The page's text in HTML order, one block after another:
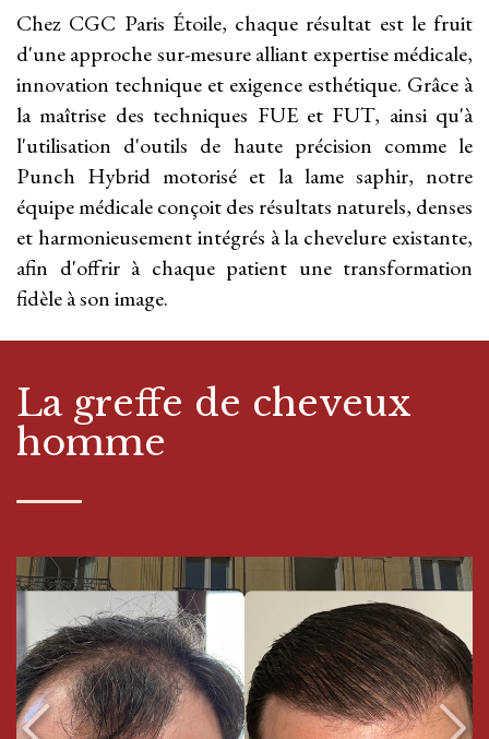
Chez CGC Paris Étoile, chaque résultat est le fruit
d'une approche sur-mesure alliant expertise médicale,
innovation technique et exigence esthétique. Grâce à
la maîtrise des techniques FUE et FUT, ainsi qu'à
l'utilisation d'outils de haute précision comme le
Punch Hybrid motorisé et la lame saphir, notre
équipe médicale conçoit des résultats naturels, denses
et harmonieusement intégrés à la chevelure existante,
afin d'offrir à chaque patient une transformation
fidèle à son image.
La greffe de cheveux
homme